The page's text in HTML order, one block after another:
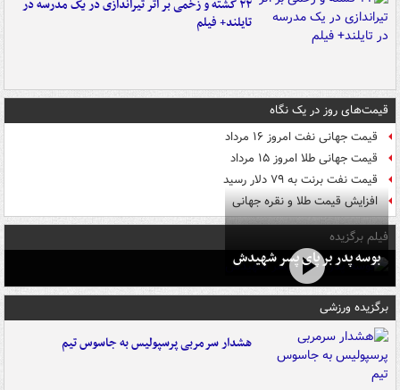
۲۲ کشته و زخمی بر اثر تیراندازی در یک مدرسه در
تایلند+ فیلم
قیمت‌های روز در یک نگاه
قیمت جهانی نفت امروز ۱۶ مرداد
قیمت جهانی طلا امروز ۱۵ مرداد
قیمت نفت برنت به ۷۹ دلار رسید
افزایش قیمت طلا و نقره جهانی
فیلم برگزیده
بوسه‌ پدر بر پای پسر شهیدش
برگزیده ورزشی
هشدار سرمربی پرسپولیس به جاسوس تیم